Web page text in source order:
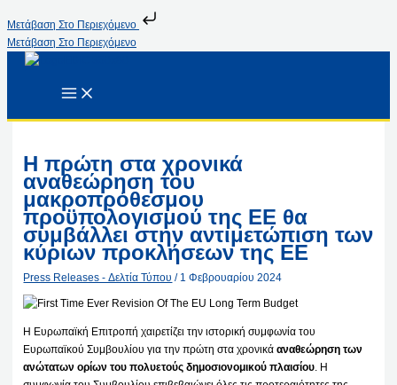
Μετάβαση Στο Περιεχόμενο
Μετάβαση Στο Περιεχόμενο
Η πρώτη στα χρονικά
αναθεώρηση του
μακροπρόθεσμου
προϋπολογισμού της ΕΕ θα
συμβάλλει στην αντιμετώπιση των
κύριων προκλήσεων της ΕΕ
Press Releases - Δελτία Τύπου / 1 Φεβρουαρίου 2024
Η Ευρωπαϊκή Επιτροπή χαιρετίζει την ιστορική συμφωνία του
Ευρωπαϊκού Συμβουλίου για την πρώτη στα χρονικάαναθεώρηση των
ανώτατων ορίων του πολυετούς δημοσιονομικού πλαισίου. Η